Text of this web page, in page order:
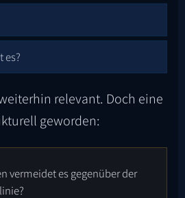
es?
relevant. Doch eine
geworden:
vermeidet es gegenüber der